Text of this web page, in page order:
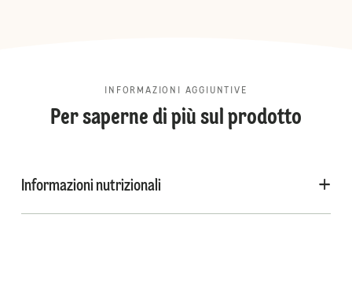
INFORMAZIONI AGGIUNTIVE
Per saperne di più sul prodotto
Informazioni nutrizionali